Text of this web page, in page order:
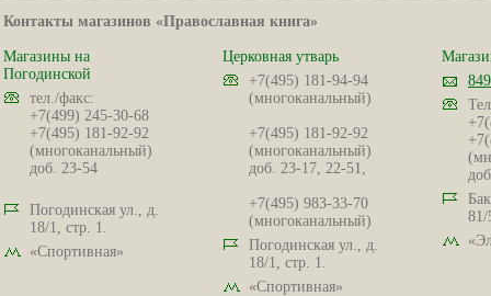
Контакты магазинов «Православная книга»
Магазины на
Погодинской
тел./факс:
+7(499) 245-30-68
+7(495) 181-92-92
(многоканальный)
доб. 23-54
Погодинская ул., д.
18/1, стр. 1.
«Спортивная»
Церковная утварь
+7(495) 181-94-94
(многоканальный)
+7(495) 181-92-92
(многоканальный)
доб. 23-17, 22-51,
+7(495) 983-33-70
(многоканальный)
Погодинская ул., д.
18/1, стр. 1.
«Спортивная»
81/